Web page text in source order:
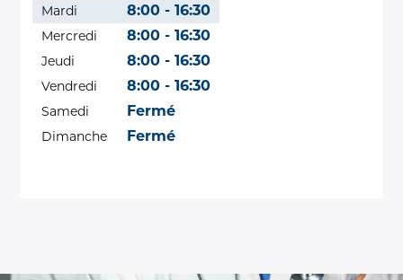
Mardi 8:00 - 16:30
Mercredi 8:00 - 16:30
Jeudi 8:00 - 16:30
Vendredi 8:00 - 16:30
Samedi Fermé
Dimanche Fermé